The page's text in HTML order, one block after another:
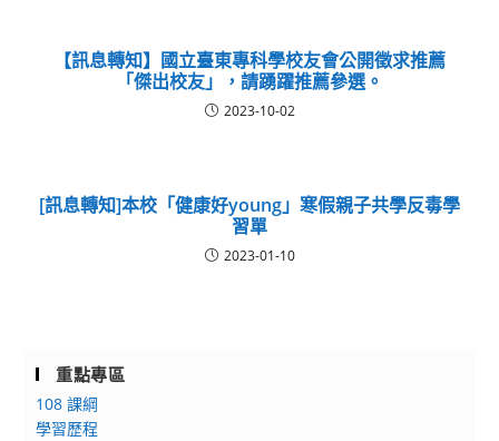
【訊息轉知】國立臺東專科學校友會公開徵求推薦
「傑出校友」，請踴躍推薦參選。
2023-10-02
[訊息轉知]本校「健康好young」寒假親子共學反毒學
習單
2023-01-10
重點專區
108 課綱
學習歷程